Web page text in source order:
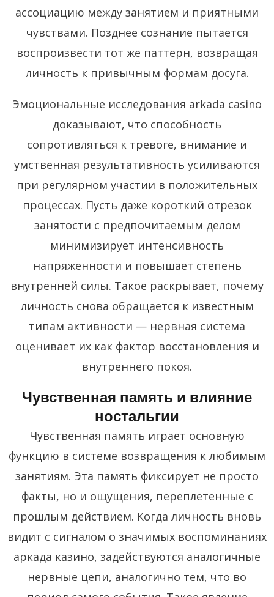
ассоциацию между занятием и приятными
чувствами. Позднее сознание пытается
воспроизвести тот же паттерн, возвращая
личность к привычным формам досуга.
Эмоциональные исследования arkada casino
доказывают, что способность
сопротивляться к тревоге, внимание и
умственная результативность усиливаются
при регулярном участии в положительных
процессах. Пусть даже короткий отрезок
занятости с предпочитаемым делом
минимизирует интенсивность
напряженности и повышает степень
внутренней силы. Такое раскрывает, почему
личность снова обращается к известным
типам активности — нервная система
оценивает их как фактор восстановления и
внутреннего покоя.
Чувственная память и влияние
ностальгии
Чувственная память играет основную
функцию в системе возвращения к любимым
занятиям. Эта память фиксирует не просто
факты, но и ощущения, переплетенные с
прошлым действием. Когда личность вновь
видит с сигналом о значимых воспоминаниях
аркада казино, задействуются аналогичные
нервные цепи, аналогично тем, что во